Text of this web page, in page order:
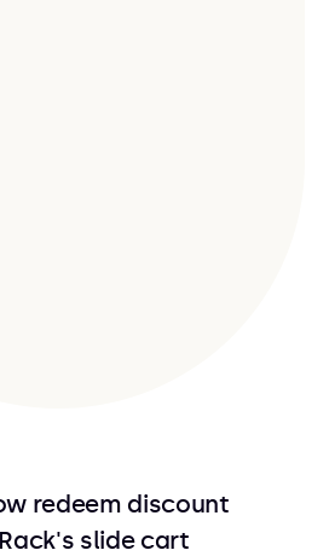
redeem discount
slide cart